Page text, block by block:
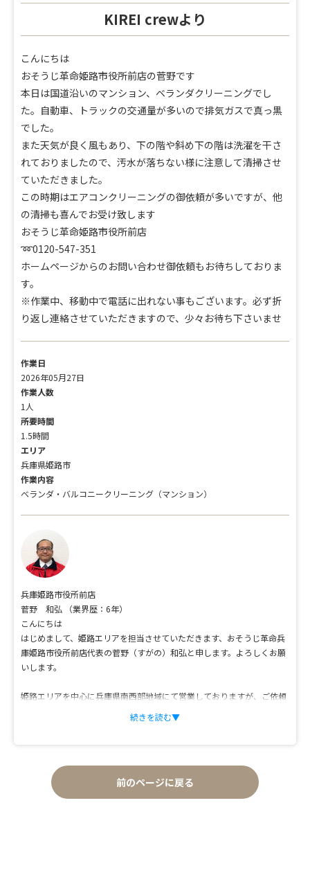
KIREI crewより
こんにちは
おそうじ革命姫路市役所前店の菅野です
本日は国道沿いのマンション、ベランダクリーニングでし
た。自動車、トラックの交通量が多いので排気ガスで真っ黒
でした。
また天気が良く風もあり、下の階や斜め下の階は洗濯を干さ
れておりましたので、汚水が落ちない様に注意して清掃させ
ていただきました。
この時期はエアコンクリーニングの御依頼が多いですが、他
の清掃も喜んでお受け致します
おそうじ革命姫路市役所前店
➿0120-547-351
ホームページからのお問い合わせ御依頼もお待ちしておりま
す。
※作業中、移動中で電話に出れない事もございます。必ず折
り返し連絡させていただきますので、少々お待ち下さいませ
作業日
2026年05月27日
作業人数
1人
所要時間
1.5時間
エリア
兵庫県姫路市
作業内容
ベランダ・バルコニークリーニング（マンション）
兵庫姫路市役所前店
菅野 和弘 （業界歴：6年）
こんにちは
はじめまして、姫路エリアを担当させていただきます、おそうじ革命兵
庫姫路市役所前店代表の菅野（すがの）和弘と申します。よろしくお願
いします。
姫路エリアを中心に兵庫県南西部地域にて営業しておりますが、ご依頼
いただきましたら兵庫県北部、岡山県東部地域もお伺い致しますので、
どうぞお気軽にお問い合わせくださいませ。
続きを読む▼
前のページに戻る